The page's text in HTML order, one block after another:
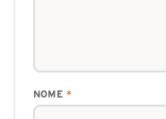
NOME *